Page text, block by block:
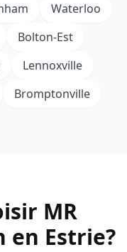
Waterloo
Bolton-Est
Lennoxville
Bromptonville
MR
en Estrie?